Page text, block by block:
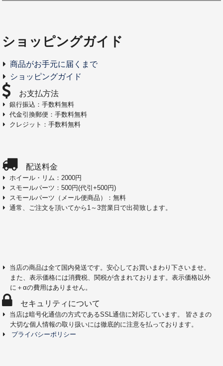
ショッピングガイド
商品がお手元に届くまで
ショッピングガイド
お支払方法
銀行振込：手数料無料
代金引換郵便：手数料無料
クレジット：手数料無料
配送料金
ホイール・リム：2000円
スモールパーツ：500円(代引+500円)
スモールパーツ（メール便商品）：無料
通常、ご注文を頂いてから1～3営業日で出荷致します。
当店の商品は全て国内発送です。安心してお買いまわり下さいませ。
また、表示価格には消費税、関税が含まれております。表示価格以外
に＋αの費用はありません。
セキュリティについて
当店は暗号化通信の方式であるSSL通信に対応しています。 皆さまの
大切な個人情報の取り扱いには徹底的に注意を払っております。
プライバシーポリシー